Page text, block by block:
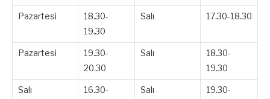
Pazartesi
18.30-
19.30
Salı 17.30-18.30
Pazartesi
19.30-
20.30
Salı
18.30-
19.30
Salı
16.30-
Salı
19.30-